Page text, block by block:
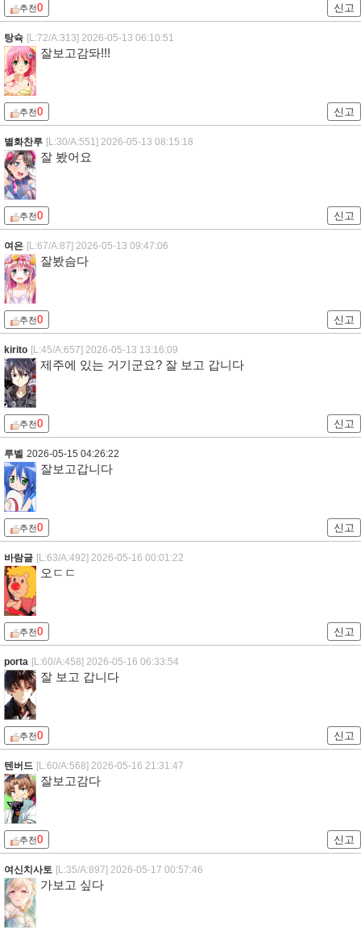
추천0 신고
탕슉 [L:72/A:313] 2026-05-13 06:10:51
잘보고감돠!!!
추천0 신고
별화찬루 [L:30/A:551] 2026-05-13 08:15:18
잘 봤어요
추천0 신고
여은 [L:67/A:87] 2026-05-13 09:47:06
잘봤슴다
추천0 신고
kirito [L:45/A:657] 2026-05-13 13:16:09
제주에 있는 거기군요? 잘 보고 갑니다
추천0 신고
루벨 2026-05-15 04:26:22
잘보고갑니다
추천0 신고
바람글 [L:63/A:492] 2026-05-16 00:01:22
오ㄷㄷ
추천0 신고
porta [L:60/A:458] 2026-05-16 06:33:54
잘 보고 갑니다
추천0 신고
텐버드 [L:60/A:568] 2026-05-16 21:31:47
잘보고감다
추천0 신고
여신치사토 [L:35/A:897] 2026-05-17 00:57:46
가보고 싶다